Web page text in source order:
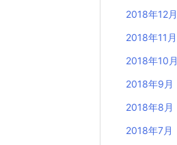
2018年12月
2018年11月
2018年10月
2018年9月
2018年8月
2018年7月